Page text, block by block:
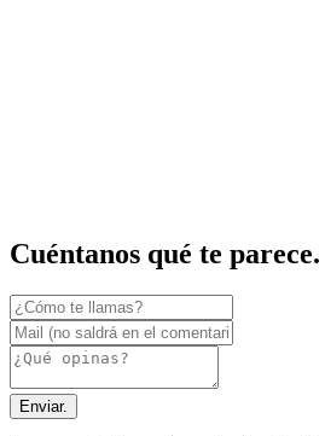
Cuéntanos qué te parece.
Enviar.